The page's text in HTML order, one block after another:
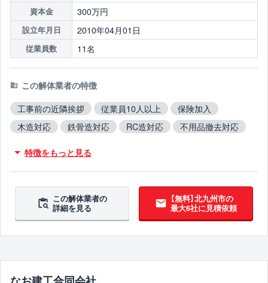
資本金 300万円
設立年月日 2010年04月01日
従業員数 11名
この解体業者の特徴
工事前の近隣挨拶
従業員10人以上
保険加入
木造対応
鉄骨造対応 RC造対応
不用品撤去対応
特徴をもっと見る
この解体業者の
詳細を見る
【無料】北九州市の
最大6社に見積依頼